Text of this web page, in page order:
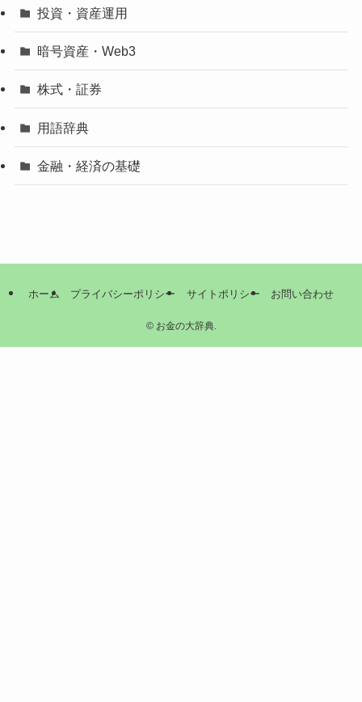
投資・資産運用
暗号資産・Web3
株式・証券
用語辞典
金融・経済の基礎
ホーム プライバシーポリシー サイトポリシー お問い合わせ
©お金の大辞典.